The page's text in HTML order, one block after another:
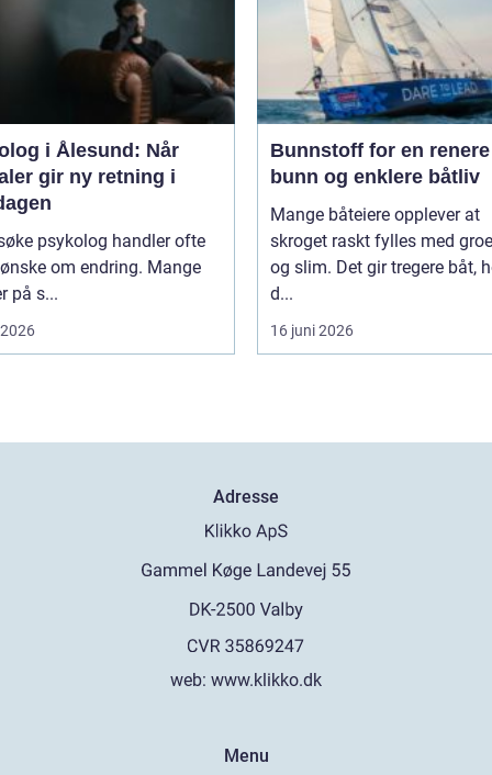
i Ålesund: Når
gir ny retning i
psykolog handler ofte
om endring. Mange
på s...
Bunnstoff for en renere
bunn og enklere båtliv
Mange båteiere opplever at
skroget raskt fylles med
og slim. Det gir tregere båt,
d...
16 juni 2026
Adresse
web: www.klikko.dk
Menu